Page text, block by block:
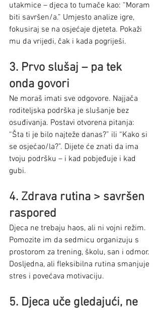
utakmice – djeca to tumače kao: “Moram
biti savršen/a.” Umjesto analize igre,
fokusiraj se na osjećaje djeteta. Pokaži
mu da vrijedi, čak i kada pogriješi.
3. Prvo slušaj – pa tek
onda govori
Ne moraš imati sve odgovore. Najjača
roditeljska podrška je slušanje bez
osuđivanja. Postavi otvorena pitanja:
“Šta ti je bilo najteže danas?” ili “Kako si
se osjećao/la?”. Dijete će znati da ima
tvoju podršku – i kad pobjeđuje i kad
gubi.
4. Zdrava rutina > savršen
raspored
Djeca ne trebaju haos, ali ni vojni režim.
Pomozite im da sedmicu organizuju s
prostorom za trening, školu, san i odmor.
Dosljedna, ali fleksibilna rutina smanjuje
stres i povećava motivaciju.
5. Djeca uče gledajući, ne